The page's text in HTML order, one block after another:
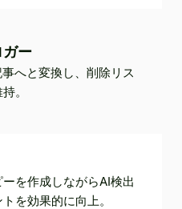
ガー
へと変換し、削除リス
。
を作成しながらAI検出
を効果的に向上。